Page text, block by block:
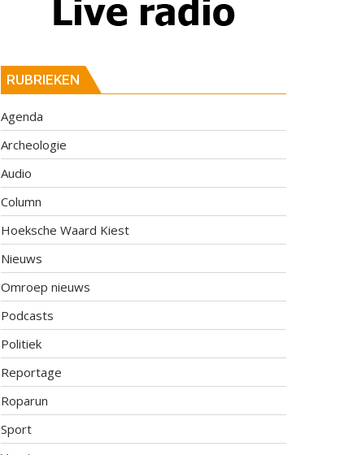
RUBRIEKEN
Agenda
Archeologie
Audio
Column
Hoeksche Waard Kiest
Nieuws
Omroep nieuws
Podcasts
Politiek
Reportage
Roparun
Sport